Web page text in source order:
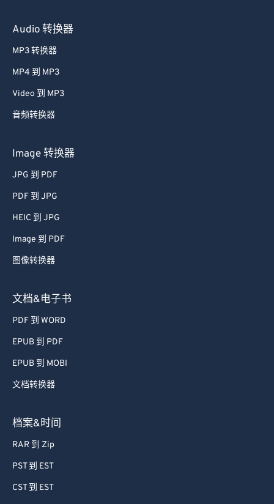
Audio 转换器
MP3 转换器
MP4 到 MP3
Video 到 MP3
音频转换器
Image 转换器
JPG 到 PDF
PDF 到 JPG
HEIC 到 JPG
Image 到 PDF
图像转换器
文档&电子书
PDF 到 WORD
EPUB 到 PDF
EPUB 到 MOBI
文档转换器
档案&时间
RAR 到 Zip
PST 到 EST
CST 到 EST